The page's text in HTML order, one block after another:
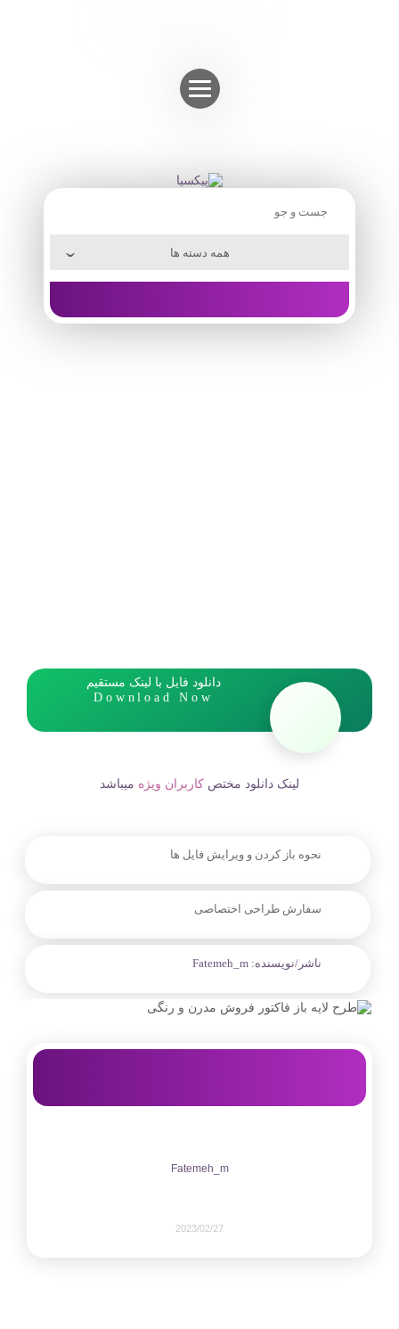
دانلود فایل با لینک مستقیم
Download Now
لینک دانلود مختص کاربران ویژه میباشد
نحوه باز کردن و ویرایش فایل ها
سفارش طراحی اختصاصی
ناشر/نویسنده: Fatemeh_m
Fatemeh_m
2023/02/27